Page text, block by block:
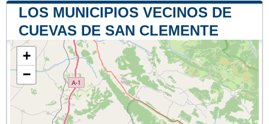
LOS MUNICIPIOS VECINOS DE
CUEVAS DE SAN CLEMENTE
+
−